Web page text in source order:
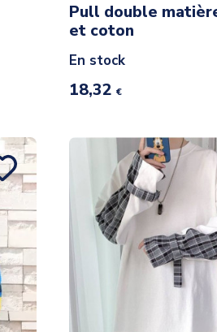
Pull double
et coton
En stock
18,32€